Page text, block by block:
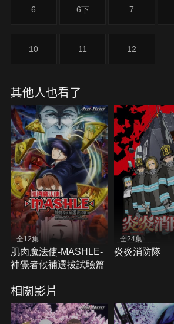
6 6下 7
10 11 12
其他人也看了
全12集
肌肉魔法使-MASHLE-
神覺者候補選拔試驗篇
全24集
炎炎消防隊
相關影片